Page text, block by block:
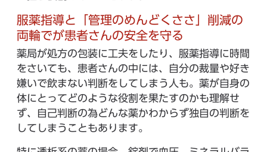
服薬指導と「管理のめんどくささ」削減の
両輪でが患者さんの安全を守る
薬局が処方の包装に工夫をしたり、服薬指導に時間
をさいても、患者さんの中には、自分の裁量や好き
嫌いで飲まない判断をしてしまう人も。薬が自身の
体にとってどのような役割を果たすのかも理解せ
ず、自己判断の為どんな薬かわからず独自の判断を
してしまうこともあります。